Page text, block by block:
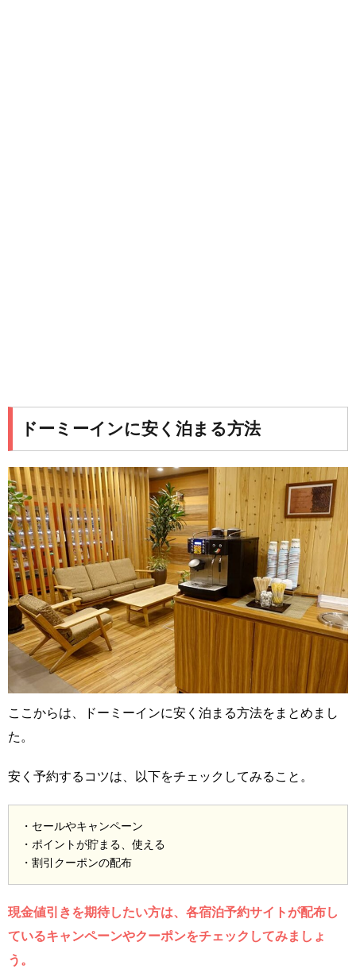
ドーミーインに安く泊まる方法
ここからは、ドーミーインに安く泊まる方法をまとめまし
た。
安く予約するコツは、以下をチェックしてみること。
・セールやキャンペーン
・ポイントが貯まる、使える
・割引クーポンの配布
現金値引きを期待したい方は、各宿泊予約サイトが配布し
ているキャンペーンやクーポンをチェックしてみましょ
う。